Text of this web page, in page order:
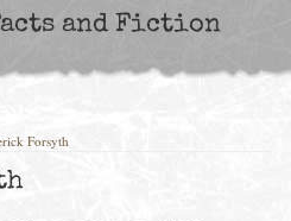
and Fiction
Forsyth